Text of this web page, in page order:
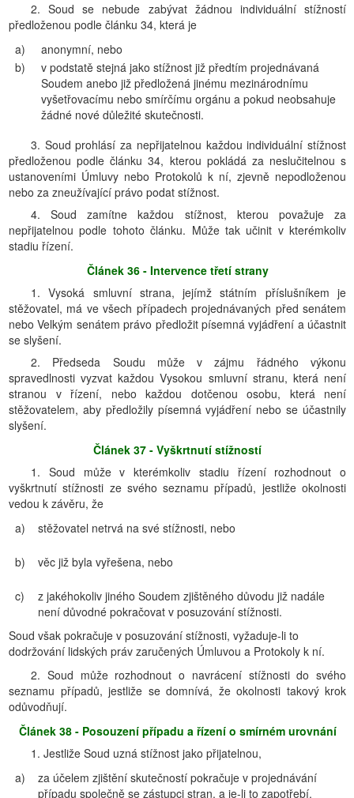
2. Soud se nebude zabývat žádnou individuální stížností
předloženou podle článku 34, která je
a)
anonymní, nebo
b)
v podstatě stejná jako stížnost již předtím projednávaná
Soudem anebo již předložená jinému mezinárodnímu
vyšetřovacímu nebo smírčímu orgánu a pokud neobsahuje
žádné nové důležité skutečnosti.
3. Soud prohlásí za nepřijatelnou každou individuální stížnost
předloženou podle článku 34, kterou pokládá za neslučitelnou s
ustanoveními Úmluvy nebo Protokolů k ní, zjevně nepodloženou
nebo za zneužívající právo podat stížnost.
4. Soud zamítne každou stížnost, kterou považuje za
nepřijatelnou podle tohoto článku. Může tak učinit v kterémkoliv
stadiu řízení.
Článek 36 - Intervence třetí strany
1. Vysoká smluvní strana, jejímž státním příslušníkem je
stěžovatel, má ve všech případech projednávaných před senátem
nebo Velkým senátem právo předložit písemná vyjádření a účastnit
se slyšení.
2. Předseda Soudu může v zájmu řádného výkonu
spravedlnosti vyzvat každou Vysokou smluvní stranu, která není
stranou v řízení, nebo každou dotčenou osobu, která není
stěžovatelem, aby předložily písemná vyjádření nebo se účastnily
slyšení.
Článek 37 - Vyškrtnutí stížností
1. Soud může v kterémkoliv stadiu řízení rozhodnout o
vyškrtnutí stížnosti ze svého seznamu případů, jestliže okolnosti
vedou k závěru, že
a)
stěžovatel netrvá na své stížnosti, nebo
b) věc již byla vyřešena, nebo
c)
z jakéhokoliv jiného Soudem zjištěného důvodu již nadále
není důvodné pokračovat v posuzování stížnosti.
Soud však pokračuje v posuzování stížnosti, vyžaduje-li to
dodržování lidských práv zaručených Úmluvou a Protokoly k ní.
2. Soud může rozhodnout o navrácení stížnosti do svého
seznamu případů, jestliže se domnívá, že okolnosti takový krok
odůvodňují.
Článek 38 - Posouzení případu a řízení o smírném urovnání
1. Jestliže Soud uzná stížnost jako přijatelnou,
a)
za účelem zjištění skutečností pokračuje v projednávání
případu společně se zástupci stran, a je-li to zapotřebí,